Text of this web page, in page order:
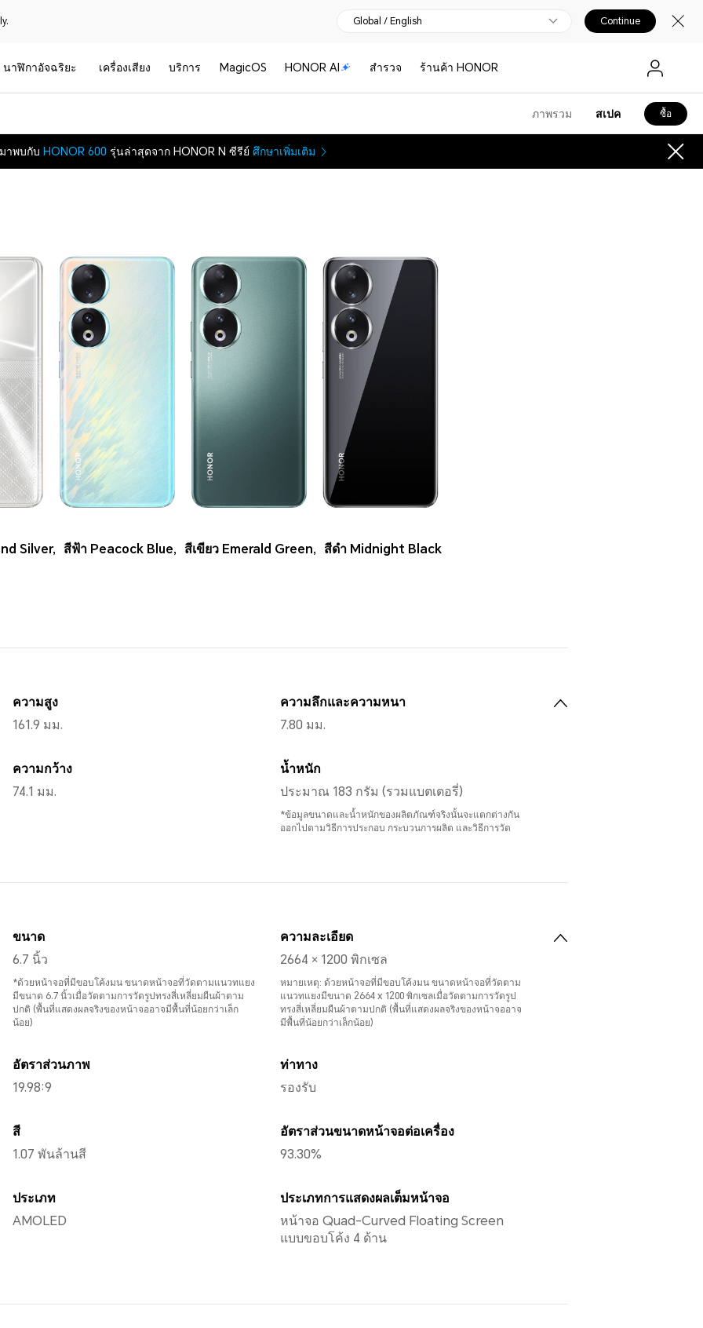
Global / English Continue
นาฬิกาอัจฉริยะ เครื่องเสียง บริการ MagicOS HONOR AI สํารวจ ร้านค้า HONOR
ภาพรวม สเปค ซื้อ
าพบกับ HONOR 600 รุ่นล่าสุดจาก HONOR N ซีรีย์ ศึกษาเพิ่มเติม
Silver, สีฟ้า Peacock Blue, สีเขียว Emerald Green, สีดำ Midnight Black
ความสูง
161.9 มม.
ความกว้าง
74.1 มม.
ความลึกและความหนา
7.80 มม.
น้ำหนัก
ประมาณ 183 กรัม (รวมแบตเตอรี่)
*ข้อมูลขนาดและน้ำหนักของผลิตภัณฑ์จริงนั้นจะแตกต่างกัน
ออกไปตามวิธีการประกอบ กระบวนการผลิต และวิธีการวัด
ขนาด
6.7 นิ้ว
*ด้วยหน้าจอที่มีขอบโค้งมน ขนาดหน้าจอที่วัดตามแนวทแยง
มีขนาด 6.7 นิ้วเมื่อวัดตามการวัดรูปทรงสี่เหลี่ยมผืนผ้าตาม
ปกติ (พื้นที่แสดงผลจริงของหน้าจออาจมีพื้นที่น้อยกว่าเล็ก
น้อย)
อัตราส่วนภาพ
19.98:9
สี
1.07 พันล้านสี
ประเภท
AMOLED
ความละเอียด
2664 × 1200 พิกเซล
หมายเหตุ: ด้วยหน้าจอที่มีขอบโค้งมน ขนาดหน้าจอที่วัดตาม
แนวทแยงมีขนาด 2664 x 1200 พิกเซลเมื่อวัดตามการวัดรูป
ทรงสี่เหลี่ยมผืนผ้าตามปกติ (พื้นที่แสดงผลจริงของหน้าจออาจ
มีพื้นที่น้อยกว่าเล็กน้อย)
ท่าทาง
รองรับ
อัตราส่วนขนาดหน้าจอต่อเครื่อง
93.30%
ประเภทการแสดงผลเต็มหน้าจอ
หน้าจอ Quad-Curved Floating Screen
แบบขอบโค้ง 4 ด้าน